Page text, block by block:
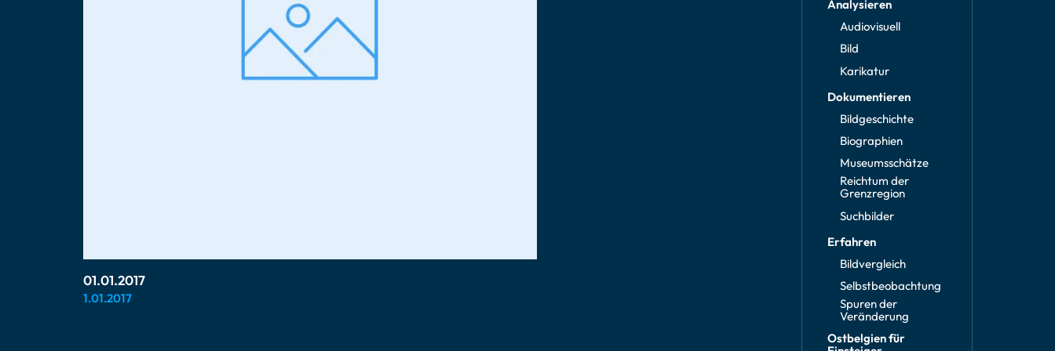
01.01.2017
1.01.2017
Analysieren
Audiovisuell
Bild
Karikatur
Dokumentieren
Bildgeschichte
Biographien
Museumsschätze
Reichtum der
Grenzregion
Suchbilder
Erfahren
Bildvergleich
Selbstbeobachtung
Spuren der
Veränderung
Ostbelgien für